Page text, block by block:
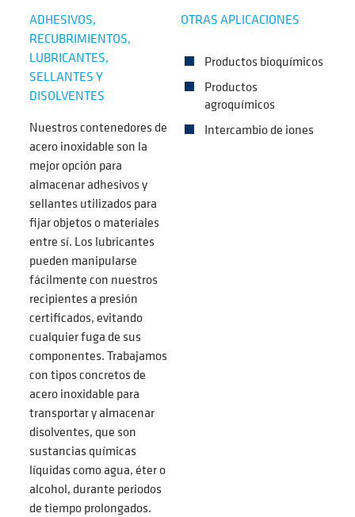
ADHESIVOS,
RECUBRIMIENTOS,
LUBRICANTES,
SELLANTES Y
DISOLVENTES
Nuestros contenedores de
acero inoxidable son la
mejor opción para
almacenar adhesivos y
sellantes utilizados para
fijar objetos o materiales
entre sí. Los lubricantes
pueden manipularse
fácilmente con nuestros
recipientes a presión
certificados, evitando
cualquier fuga de sus
componentes. Trabajamos
con tipos concretos de
acero inoxidable para
transportar y almacenar
disolventes, que son
sustancias químicas
líquidas como agua, éter o
alcohol, durante periodos
de tiempo prolongados.
OTRAS APLICACIONES
Productos bioquímicos
Productos
agroquímicos
Intercambio de iones